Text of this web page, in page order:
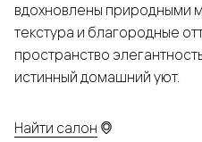
вдохновлены природными
текстура и благородные
пространство
истинный домашний уют.
Найти салон